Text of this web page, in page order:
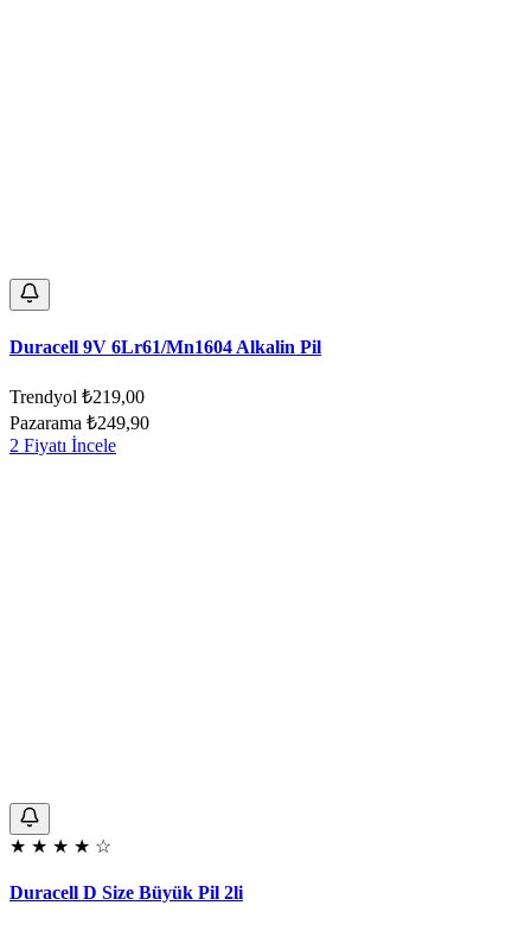
Duracell 9V 6Lr61/Mn1604 Alkalin Pil
Trendyol ₺219,00
Pazarama ₺249,90
2 Fiyatı İncele
★ ★ ★ ★ ☆
Duracell D Size Büyük Pil 2li